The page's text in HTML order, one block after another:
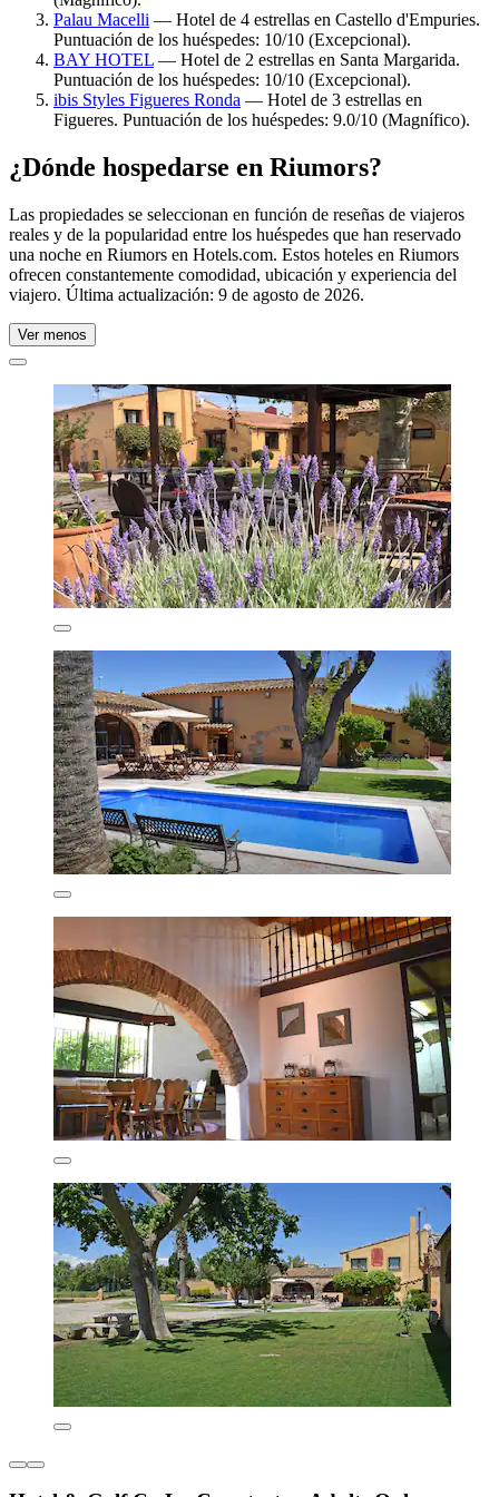
Palau Macelli — Hotel de 4 estrellas en Castello d'Empuries.
Puntuación de los huéspedes: 10/10 (Excepcional).
BAY HOTEL — Hotel de 2 estrellas en Santa Margarida.
Puntuación de los huéspedes: 10/10 (Excepcional).
ibis Styles Figueres Ronda — Hotel de 3 estrellas en
Figueres. Puntuación de los huéspedes: 9.0/10 (Magnífico).
¿Dónde hospedarse en Riumors?
Las propiedades se seleccionan en función de reseñas de viajeros
reales y de la popularidad entre los huéspedes que han reservado
una noche en Riumors en Hotels.com. Estos hoteles en Riumors
ofrecen constantemente comodidad, ubicación y experiencia del
viajero. Última actualización: 9 de agosto de 2026.
Ver menos